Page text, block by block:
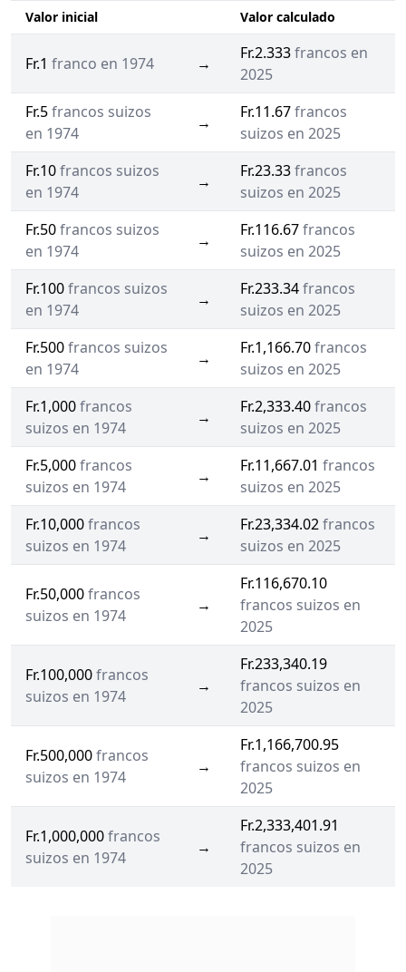
Valor inicial Valor calculado
Fr.1 franco en 1974 →
Fr.2.333francos en
2025
Fr.5francos suizos
en 1974
→
Fr.11.67francos
suizos en 2025
Fr.10francos suizos
en 1974
→
Fr.23.33francos
suizos en 2025
Fr.50francos suizos
en 1974
→
Fr.116.67francos
suizos en 2025
Fr.100francos suizos
en 1974
→
Fr.233.34francos
suizos en 2025
Fr.500francos suizos
en 1974
→
Fr.1,166.70francos
suizos en 2025
Fr.1,000francos
suizos en 1974
→
Fr.2,333.40francos
suizos en 2025
Fr.5,000francos
suizos en 1974
→
Fr.11,667.01 francos
suizos en 2025
Fr.10,000francos
suizos en 1974
→
Fr.23,334.02francos
suizos en 2025
Fr.50,000francos
suizos en 1974
→
Fr.116,670.10
francos suizos en
2025
Fr.100,000francos
suizos en 1974
→
Fr.233,340.19
francos suizos en
2025
Fr.500,000francos
suizos en 1974
→
Fr.1,166,700.95
francos suizos en
2025
Fr.1,000,000francos
suizos en 1974
→
Fr.2,333,401.91
francos suizos en
2025